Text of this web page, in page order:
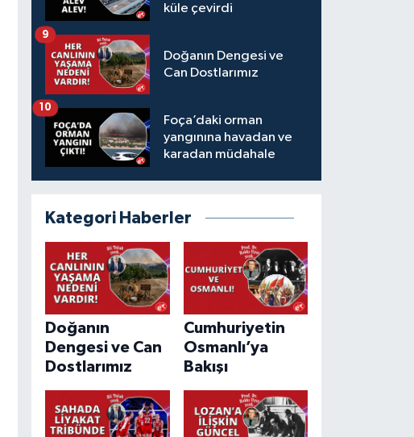
küle çevirdi
Doğanın Dengesi ve
Can Dostlarımız
9
Foça’daki orman
yangınına havadan ve
karadan müdahale
10
Kategori Haberler
Doğanın
Dengesi ve Can
Dostlarımız
Cumhuriyetin
Osmanlı’ya
Bakışı